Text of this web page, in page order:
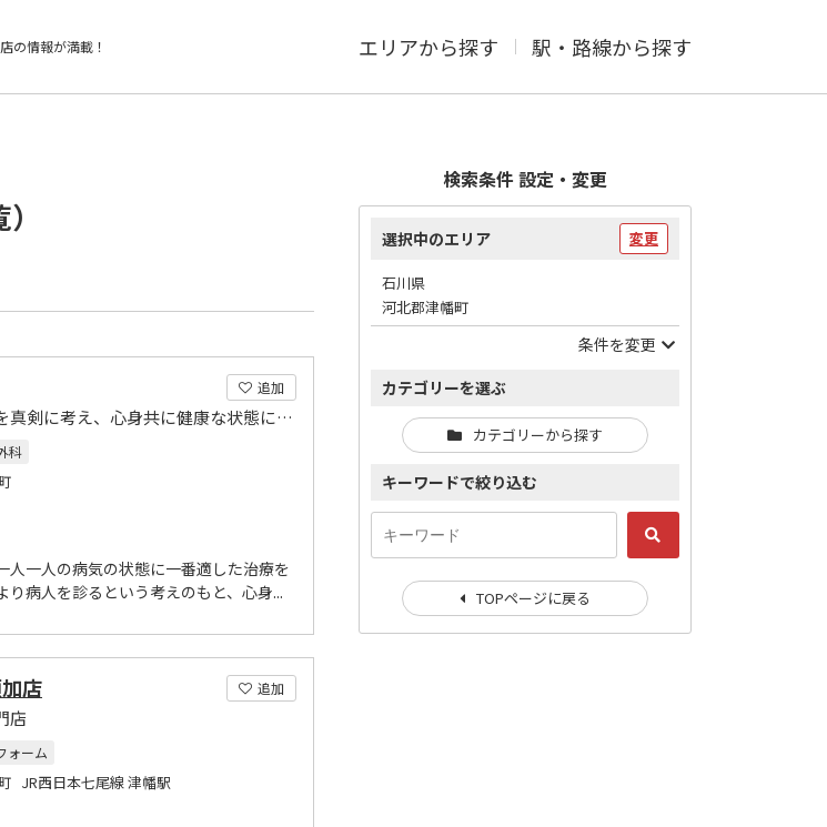
の情報が満載！ エリアから探す 駅・路線から探す
追加
病気の状態に一番適した治療を真剣に考え、心身共に健康な状態に戻る治療を目指しております。
科
人一人の病気の状態に一番適した治療を
病人を診るという考えのもと、心身...
追加
店
店
ォーム
JR西日本七尾線 津幡駅
検索条件 設定・変更
選択中のエリア 変更
石川県
河北郡津幡町
条件を変更
カテゴリーを選ぶ
カテゴリーから探す
キーワードで絞り込む
TOPページに戻る